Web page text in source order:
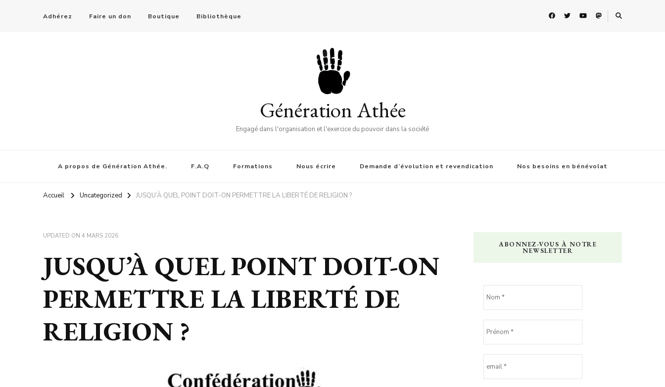
Adhérez Faire un don Boutique Bibliothèque
Génération Athée
Engagé dans l'organisation et l'exercice du pouvoir dans la société
A propos de Génération Athée. F.A.Q Formations Nous écrire Demande d’évolution et revendication Nos besoins en bénévolat
Accueil Uncategorized JUSQU’À QUEL POINT DOIT-ON PERMETTRE LA LIBERTÉ DE RELIGION ?
UPDATED ON 4 MARS 2026
JUSQU’À QUEL POINT DOIT-ON
PERMETTRE LA LIBERTÉ DE
RELIGION ?
ABONNEZ-VOUS À NOTRE
NEWSLETTER